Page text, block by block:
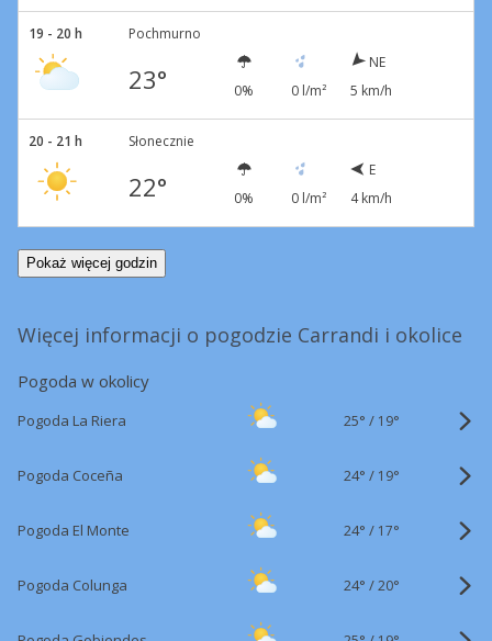
19 - 20 h Pochmurno
23° 0% 0 l/m²
NE
5 km/h
20 - 21 h Słonecznie
22° 0% 0 l/m²
E
4 km/h
Pokaż więcej godzin
Więcej informacji o pogodzie Carrandi i okolice
Pogoda w okolicy
Pogoda La Riera 25° / 19°
Pogoda Coceña 24° / 19°
Pogoda El Monte 24° / 17°
Pogoda Colunga 24° /20°